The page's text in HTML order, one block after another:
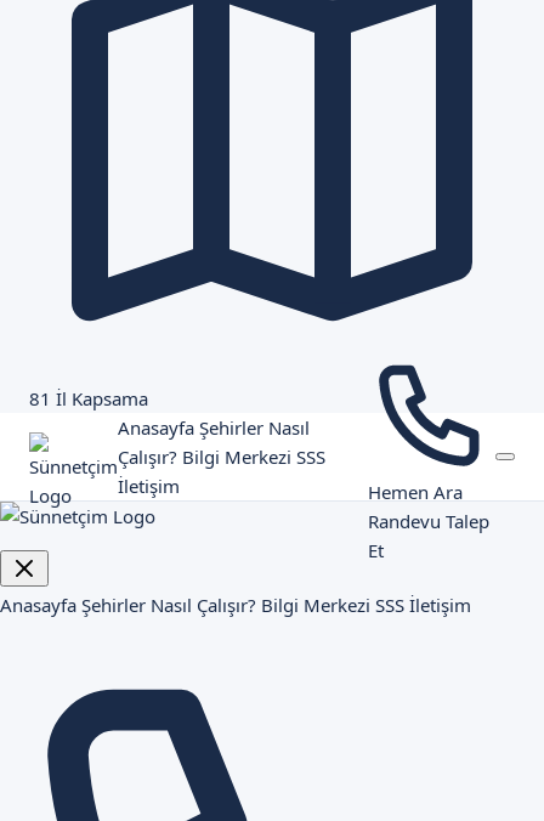
81 İl Kapsama
Anasayfa Şehirler Nasıl
Çalışır? Bilgi Merkezi SSS
İletişim
Hemen Ara
Randevu Talep
Et
Anasayfa Şehirler Nasıl Çalışır? Bilgi Merkezi SSS İletişim